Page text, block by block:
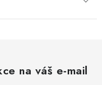
na váš e-mail